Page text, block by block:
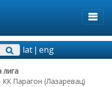
lat|eng
лига
Парагон (Лазаревац)